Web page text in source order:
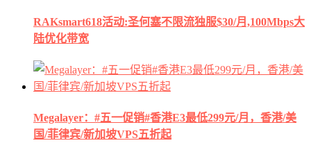
RAKsmart618活动:圣何塞不限流独服$30/月,100Mbps大
陆优化带宽
Megalayer：#五一促销#香港E3最低299元/月，香港/美
国/菲律宾/新加坡VPS五折起